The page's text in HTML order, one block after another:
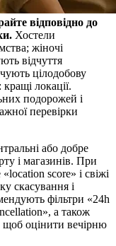
відповідно до
Хостели
жіночі
відчуття
цілодобову
кращі локації.
подорожей і
перевірки
або добре
і магазинів. При
score» і свіжі
скасування і
фільтри «24h
а також
щоб оцінити вечірню